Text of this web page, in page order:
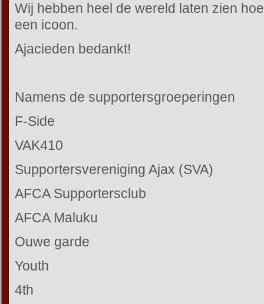
Wij hebben heel de wereld laten zien
een icoon.
Ajacieden bedankt!
Namens de supportersgroeperingen
F-Side
VAK410
Supportersvereniging Ajax (SVA)
AFCA Supportersclub
AFCA Maluku
Ouwe garde
Youth
4th